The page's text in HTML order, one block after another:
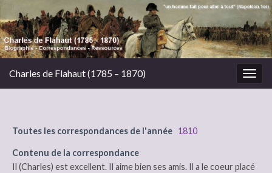
Charles de Flahaut (1785 – 1870)
Toutes les correspondances de l'année 1810
Contenu de la correspondance
Il (Charles) est excellent. Il aime bien ses amis. Il a le coeur placé